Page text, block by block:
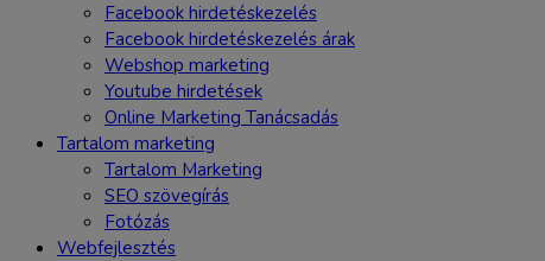
Facebook hirdetéskezelés
Facebook hirdetéskezelés árak
Webshop marketing
Youtube hirdetések
Online Marketing Tanácsadás
Tartalom marketing
Tartalom Marketing
SEO szövegírás
Fotózás
Webfejlesztés